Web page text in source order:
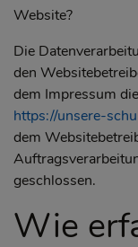
Website?
Die
den
dem Impressum
https://unsere-
dem
geschlossen.
Wie